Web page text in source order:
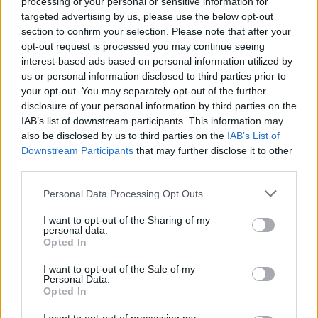
targeted advertising by us, please use the below opt-out
section to confirm your selection. Please note that after your
opt-out request is processed you may continue seeing
interest-based ads based on personal information utilized by
us or personal information disclosed to third parties prior to
your opt-out. You may separately opt-out of the further
disclosure of your personal information by third parties on the
IAB’s list of downstream participants. This information may
also be disclosed by us to third parties on the IAB’s List of
Downstream Participants that may further disclose it to other
Personal Data Processing Opt Outs
I want to opt-out of the Sharing of my
personal data.
Opted In
I want to opt-out of the Sale of my
Personal Data.
Opted In
Si, à tout moment, l’une des dispositions énoncées
dans le présent document est jugée incompatible ou
invalide en vertu des lois applicables, ces dispositions
seront considérées comme nulles et seront retirées
du présent document. Toutes les autres dispositions
ne seront pas touchées par les lois et le reste du
document sera toujours considéré comme valide.
Modifications
temps à autre afin de maintenir le respect de la loi et
de refléter tout changement à la façon dont nous
gérons notre site et la façon dont nous nous
attendons à ce que les utilisateurs se comportent sur
notre site. Nous recommandons à nos utilisateurs de